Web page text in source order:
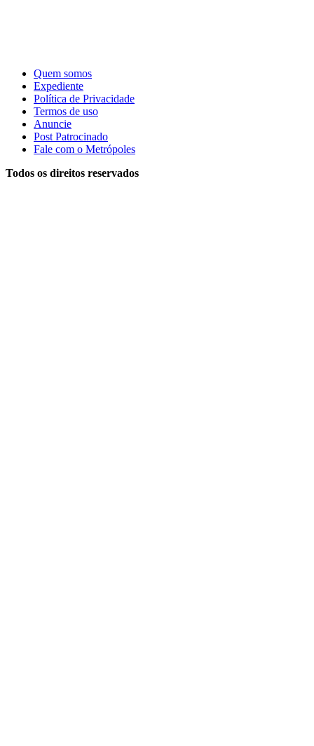
Quem somos
Expediente
Política de Privacidade
Termos de uso
Anuncie
Post Patrocinado
Fale com o Metrópoles
Todos os direitos reservados